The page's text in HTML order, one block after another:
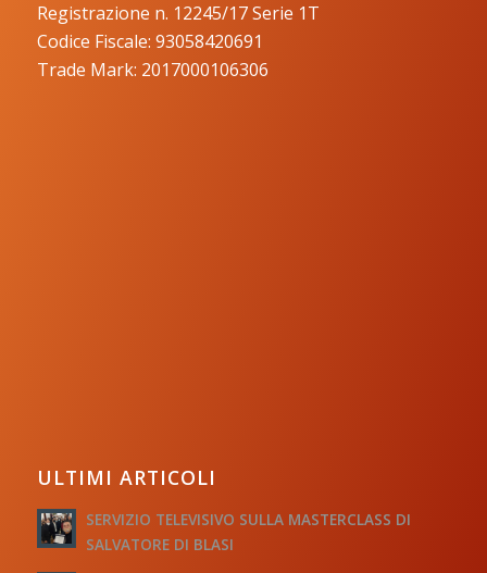
Registrazione n. 12245/17 Serie 1T
Codice Fiscale: 93058420691
Trade Mark: 2017000106306
ULTIMI ARTICOLI
SERVIZIO TELEVISIVO SULLA MASTERCLASS DI
SALVATORE DI BLASI